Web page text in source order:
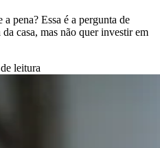
pena? Essa é a pergunta de
casa, mas não quer investir em
de leitura